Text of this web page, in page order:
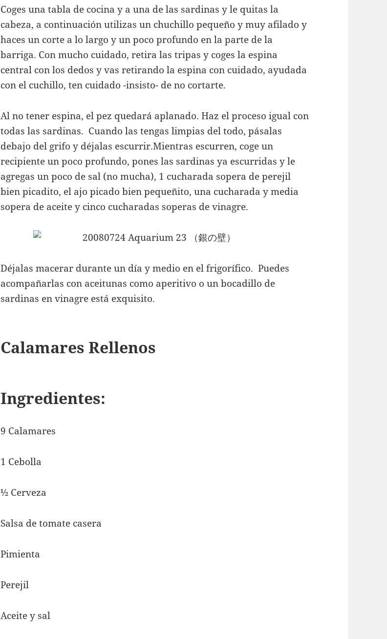
Coges una tabla de cocina y a una de las sardinas y le quitas la
cabeza, a continuación utilizas un chuchillo pequeño y muy afilado y
haces un corte a lo largo y un poco profundo en la parte de la
barriga. Con mucho cuidado, retira las tripas y coges la espina
central con los dedos y vas retirando la espina con cuidado, ayudada
con el cuchillo, ten cuidado -insisto- de no cortarte.
Al no tener espina, el pez quedará aplanado. Haz el proceso igual con
todas las sardinas. Cuando las tengas limpias del todo, pásalas
debajo del grifo y déjalas escurrir.Mientras escurren, coge un
recipiente un poco profundo, pones las sardinas ya escurridas y le
agregas un poco de sal (no mucha), 1 cucharada sopera de perejil
bien picadito, el ajo picado bien pequeñito, una cucharada y media
sopera de aceite y cinco cucharadas soperas de vinagre.
Déjalas macerar durante un día y medio en el frigorífico. Puedes
acompañarlas con aceitunas como aperitivo o un bocadillo de
sardinas en vinagre está exquisito.
Calamares Rellenos
Ingredientes:
9 Calamares
1 Cebolla
½ Cerveza
Salsa de tomate casera
Pimienta
Perejil
Aceite y sal